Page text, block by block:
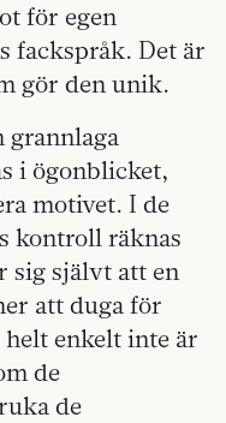
för egen
fackspråk. Det är
gör den unik.
grannlaga
i ögonblicket,
motivet. I de
kontroll räknas
sig självt att en
att duga för
enkelt inte är
de
de